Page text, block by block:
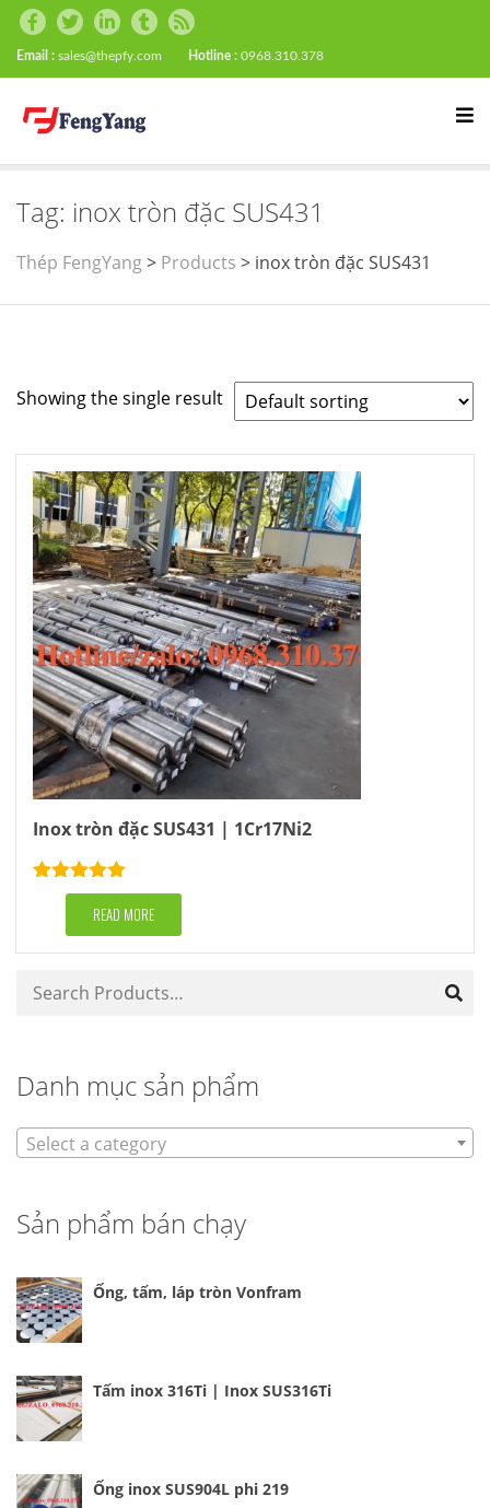
Email : sales@thepfy.com Hotline : 0968.310.378
Tag: inox tròn đặc SUS431
Thép FengYang> Products > inox tròn đặc SUS431
Showing the single result
Inox tròn đặc SUS431 | 1Cr17Ni2
Rated5.00
out of 5READ MORE
Danh mục sản phẩm
Select a category
Sản phẩm bán chạy
Ống, tấm, láp tròn Vonfram
Tấm inox 316Ti | Inox SUS316Ti
Ống inox SUS904L phi 219